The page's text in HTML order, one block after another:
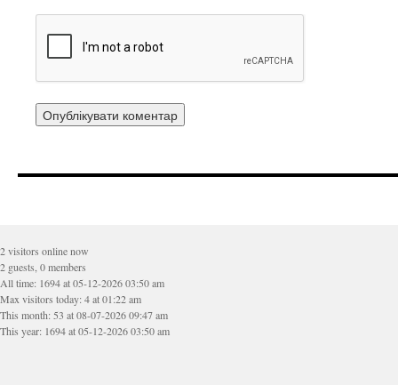
2 visitors online now
2 guests, 0 members
All time: 1694 at 05-12-2026 03:50 am
Max visitors today: 4 at 01:22 am
This month: 53 at 08-07-2026 09:47 am
This year: 1694 at 05-12-2026 03:50 am